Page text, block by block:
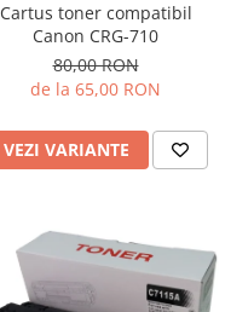
Cartus toner compatibil
Canon CRG-710
80,00 RON
de la 65,00 RON
VEZI VARIANTE